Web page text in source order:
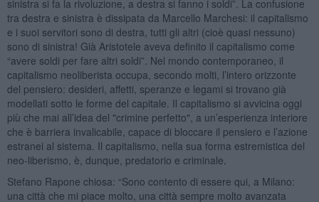
sinistra si fa la rivoluzione, a destra si fanno i soldi”. La confusione
tra destra e sinistra è dissipata da Marcello Marchesi: il capitalismo
e i suoi servitori sono di destra, tutti gli altri (cioè quasi nessuno)
sono di sinistra! Già Aristotele aveva definito il capitalismo come
“avere soldi per fare altri soldi”. Nel mondo contemporaneo, il
capitalismo neoliberista occupa, secondo molti, l’intero orizzonte
del pensiero: desideri, affetti, speranze e legami si trovano già
modellati sotto le forme del capitale. Il capitalismo si avvicina oggi
più che mai all’idea del "crimine perfetto", a un’esperienza interiore
che è barriera invalicabile, capace di bloccare il pensiero e l’azione
estranei al sistema. Il capitalismo, nella sua forma estremistica del
neo-liberismo, è, dunque, predatorio e criminale.
Stefano Rapone chiosa: “Sono contento di essere qui, a Milano:
una città che mi piace molto, una città sempre molto avanzata